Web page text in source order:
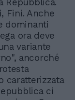
Fini. Anche
dominanti
ora deve
variante
ancorché
caratterizzata
ci